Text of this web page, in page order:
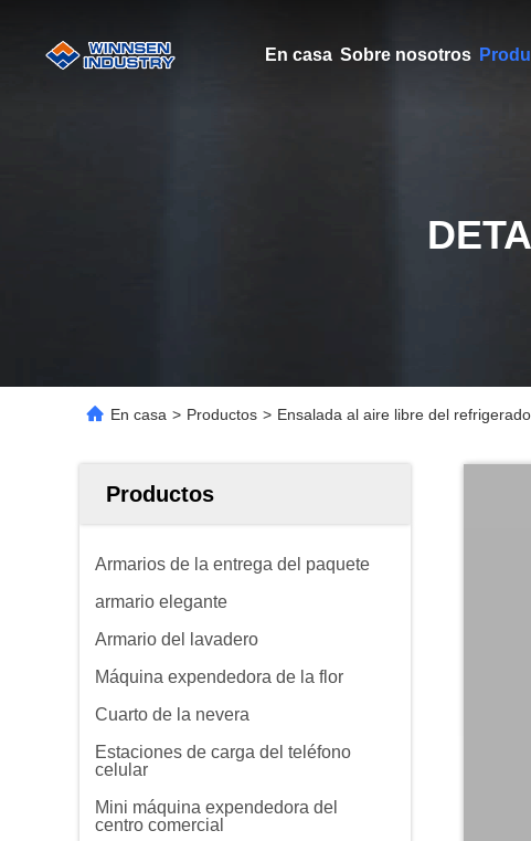
En casa Sobre nosotros
En casa > Productos > Ensalada al aire libre del
Productos
Armarios de la entrega del paquete
armario elegante
Armario del lavadero
Máquina expendedora de la flor
Cuarto de la nevera
Estaciones de carga del teléfono
celular
Mini máquina expendedora del
centro comercial